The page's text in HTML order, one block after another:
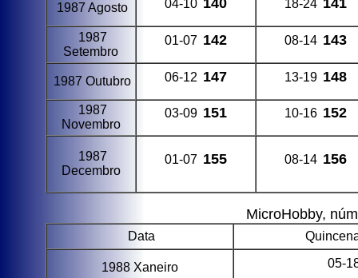
1987 Agosto 04-10 140 18-24 141
1987
Setembro
01-07 142 08-14 143
1987 Outubro 06-12 147 13-19 148
1987
Novembro
03-09 151 10-16 152
1987
Decembro
01-07 155 08-14 156
MicroHobby,
Data
1988 Xaneiro 05-